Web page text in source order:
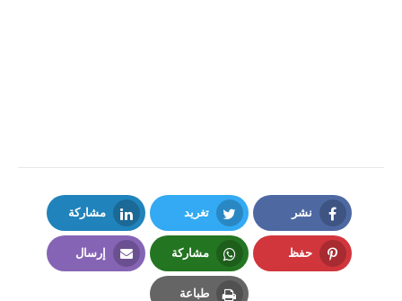
نشر
Facebook
تغريد
Twitter
مشاركة
LinkedIn
حفظ مشاركة
Whatsapp
إرسال
طباعة